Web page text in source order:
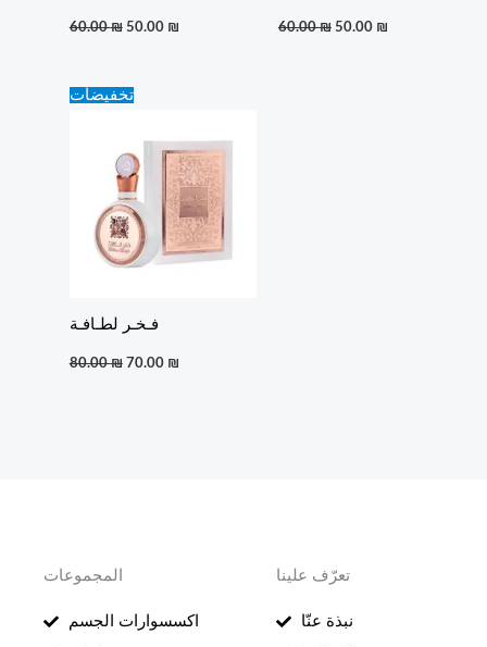
60.00₪ 50.00 ₪ 60.00₪ 50.00 ₪
تخفيضات
فـخـر لطـافـة
80.00₪
Original
price
80.00 ₪.
70.00 ₪
70.00 ₪.
المجموعات
اكسسوارات الجسم
تعرّف علينا
نبذة عنّا